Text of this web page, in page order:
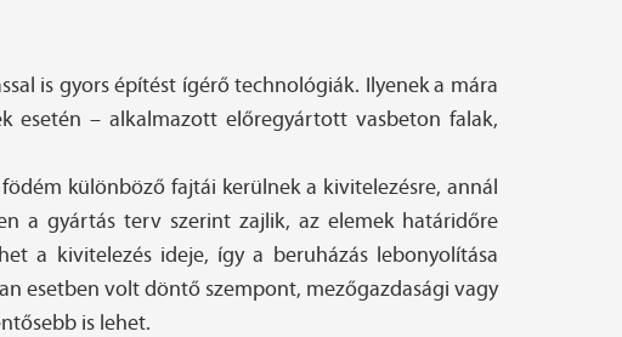
is gyors építést ígérő technológiák. Ilyenek a mára
esetén – alkalmazott előregyártott vasbeton falak,
különböző fajtái kerülnek a kivitelezésre, annál
a gyártás terv szerint zajlik, az elemek határidőre
a kivitelezés ideje, így a beruházás lebonyolítása
esetben volt döntő szempont, mezőgazdasági vagy
is lehet.